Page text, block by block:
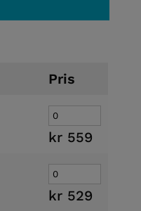
Pris
kr559
kr529